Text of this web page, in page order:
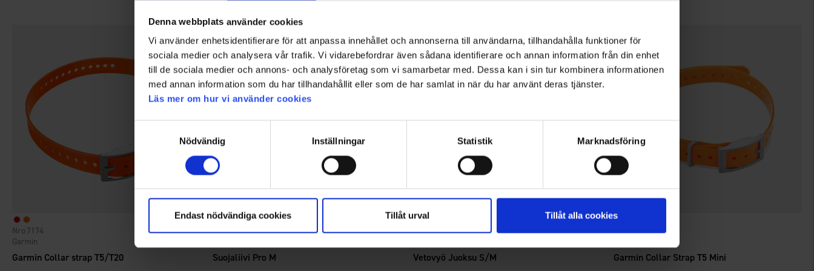
Denna webbplats använder cookies
Vi använder enhetsidentifierare för att anpassa innehållet och annonserna till användarna, tillhandahålla funktioner för
sociala medier och analysera vår trafik. Vi vidarebefordrar även sådana identifierare och annan information från din enhet
till de sociala medier och annons- och analysföretag som vi samarbetar med. Dessa kan i sin tur kombinera informationen
med annan information som du har tillhandahållit eller som de har samlat in när du har använt deras tjänster.
Läs mer om hur vi använder cookies
Nödvändig
Inställningar Statistik Marknadsföring
Endast nödvändiga cookies Tillåt urval Tillåt alla cookies
Garmin Collar strap T5/T20
Garmin
7174 Arvio: 5.0 5:sta tähdestä
Suojaliivi Pro M
7062 Arvio: 5.0 5:sta tähdestä
Vetovyö Juoksu S/M
5372
Garmin Collar Strap T5 Mini
7184